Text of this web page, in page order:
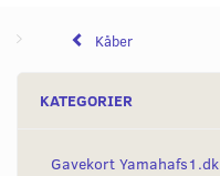
Kåber
KATEGORIER
Gavekort Yamahafs1.dk